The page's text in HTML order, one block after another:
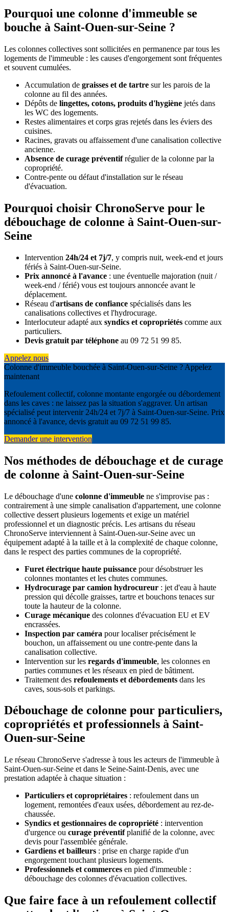
Pourquoi une colonne d'immeuble se
bouche à Saint-Ouen-sur-Seine ?
Les colonnes collectives sont sollicitées en permanence par tous les
logements de l'immeuble : les causes d'engorgement sont fréquentes
et souvent cumulées.
Accumulation de graisses et de tartre sur les parois de la
colonne au fil des années.
Dépôts de lingettes, cotons, produits d'hygiène jetés dans
les WC des logements.
Restes alimentaires et corps gras rejetés dans les éviers des
cuisines.
Racines, gravats ou affaissement d'une canalisation collective
ancienne.
Absence de curage préventifrégulier de la colonne par la
copropriété.
Contre-pente ou défaut d'installation sur le réseau
d'évacuation.
Pourquoi choisir ChronoServe pour le
débouchage de colonne à Saint-Ouen-sur-
Seine
Intervention 24h/24 et 7j/7, y compris nuit, week-end et jours
fériés à Saint-Ouen-sur-Seine.
Prix annoncé à l'avance : une éventuelle majoration (nuit /
week-end / férié) vous est toujours annoncée avant le
déplacement.
Réseau d'artisans de confiance spécialisés dans les
canalisations collectives et l'hydrocurage.
Interlocuteur adapté aux syndics et copropriétés comme aux
particuliers.
Devis gratuit par téléphone au 09 72 51 99 85.
Appelez nous
Colonne d'immeuble bouchée à Saint-Ouen-sur-Seine ? Appelez
maintenant
Refoulement collectif, colonne montante engorgée ou débordement
dans les caves : ne laissez pas la situation s'aggraver. Un artisan
spécialisé peut intervenir 24h/24 et 7j/7 à Saint-Ouen-sur-Seine. Prix
annoncé à l'avance, devis gratuit au 09 72 51 99 85.
Demander une intervention
Nos méthodes de débouchage et de curage
de colonne à Saint-Ouen-sur-Seine
Le débouchage d'une colonne d'immeuble ne s'improvise pas :
contrairement à une simple canalisation d'appartement, une colonne
collective dessert plusieurs logements et exige un matériel
professionnel et un diagnostic précis. Les artisans du réseau
ChronoServe interviennent à Saint-Ouen-sur-Seine avec un
équipement adapté à la taille et à la complexité de chaque colonne,
dans le respect des parties communes de la copropriété.
Furet électrique haute puissance pour désobstruer les
colonnes montantes et les chutes communes.
Hydrocurage par camion hydrocureur : jet d'eau à haute
pression qui décolle graisses, tartre et bouchons tenaces sur
toute la hauteur de la colonne.
Curage mécanique des colonnes d'évacuation EU et EV
encrassées.
Inspection par caméra pour localiser précisément le
bouchon, un affaissement ou une contre-pente dans la
canalisation collective.
Intervention sur les regards d'immeuble, les colonnes en
parties communes et les réseaux en pied de bâtiment.
Traitement des refoulements et débordements dans les
caves, sous-sols et parkings.
Débouchage de colonne pour particuliers,
copropriétés et professionnels à Saint-
Ouen-sur-Seine
Le réseau ChronoServe s'adresse à tous les acteurs de l'immeuble à
Saint-Ouen-sur-Seine et dans le Seine-Saint-Denis, avec une
prestation adaptée à chaque situation :
Particuliers et copropriétaires : refoulement dans un
logement, remontées d'eaux usées, débordement au rez-de-
chaussée.
Syndics et gestionnaires de copropriété : intervention
d'urgence ou curage préventifplanifié de la colonne, avec
devis pour l'assemblée générale.
Gardiens et bailleurs : prise en charge rapide d'un
engorgement touchant plusieurs logements.
Professionnels et commerces en pied d'immeuble :
débouchage des colonnes d'évacuation collectives.
Que faire face à un refoulement collectif